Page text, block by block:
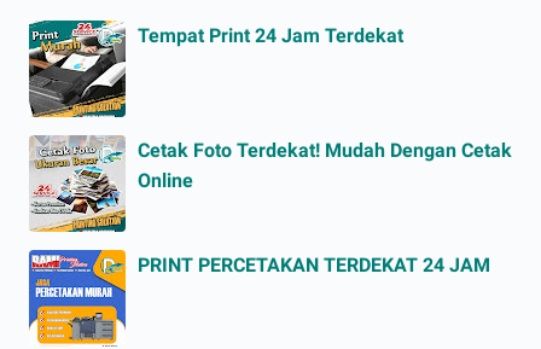
Tempat Print 24 Jam Terdekat
Cetak Foto Terdekat! Mudah Dengan Cetak
Online
PRINT PERCETAKAN TERDEKAT 24 JAM